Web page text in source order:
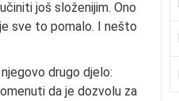
još složenijim. Ono
sve to pomalo. I nešto
drugo djelo:
da je dozvolu za